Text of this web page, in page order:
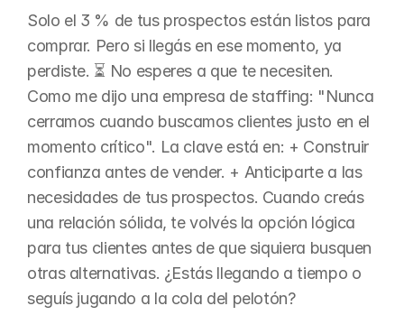
Solo el 3 % de tus prospectos están listos para
comprar. Pero si llegás en ese momento, ya
perdiste. ⏳ No esperes a que te necesiten.
Como me dijo una empresa de staffing: "Nunca
cerramos cuando buscamos clientes justo en el
momento crítico". La clave está en: + Construir
confianza antes de vender. + Anticiparte a las
necesidades de tus prospectos. Cuando creás
una relación sólida, te volvés la opción lógica
para tus clientes antes de que siquiera busquen
otras alternativas. ¿Estás llegando a tiempo o
seguís jugando a la cola del pelotón?